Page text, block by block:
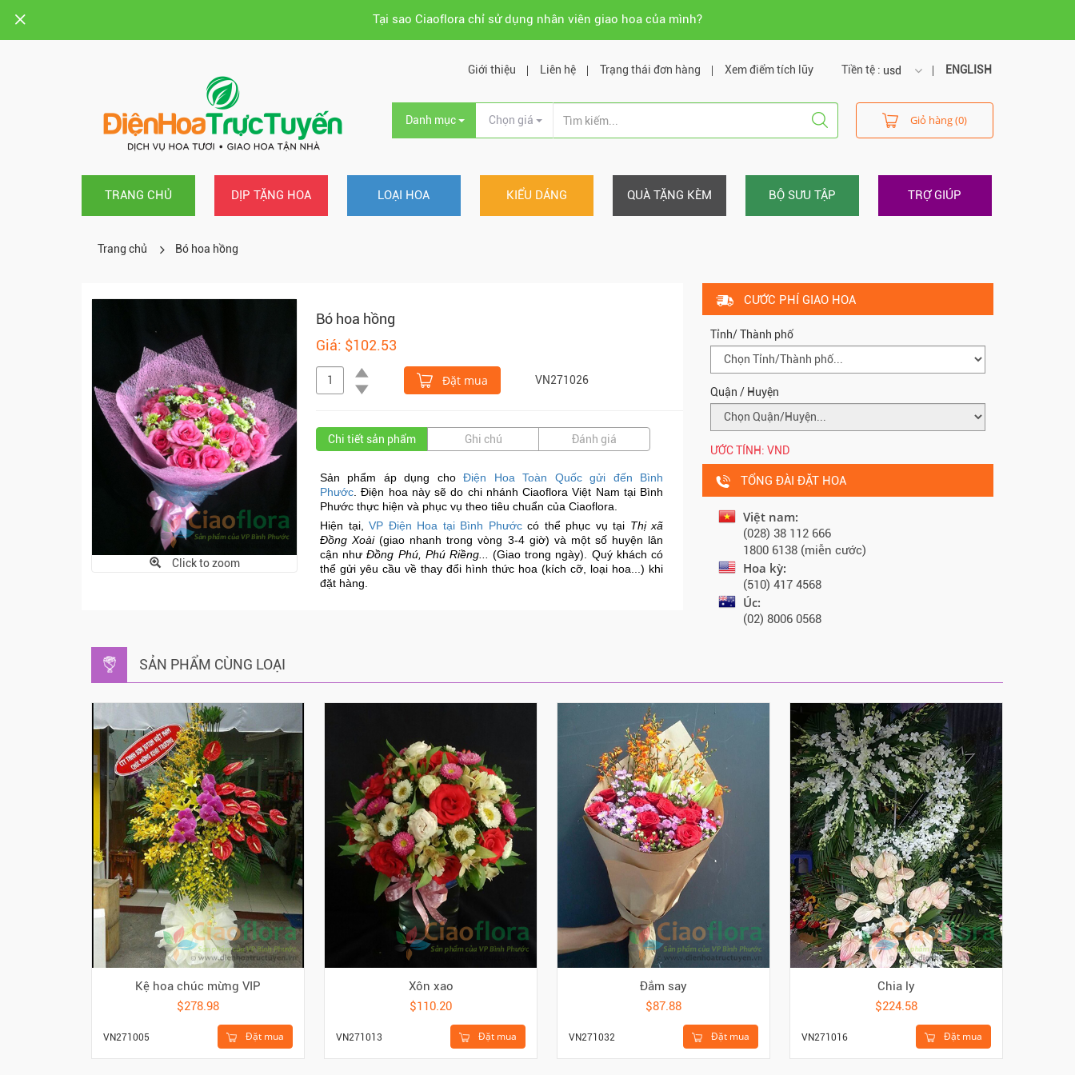
Tại sao Ciaoflora chỉ sử dụng nhân viên giao hoa của mình?
Tiền tệ : usd
usd
vnd
ENGLISH
Giới thiệu Liên hệ Trạng thái đơn hàng Xem điểm tích lũy
Danh mục Chọn giá Giỏ hàng (0)
TRANG CHỦ DỊP TẶNG HOA LOẠI HOA KIỂU DÁNG QUÀ TẶNG KÈM BỘ SƯU TẬP TRỢ GIÚP
Trang chủ Bó hoa hồng
Click to zoom
Bó hoa hồng
Giá: $102.53
Đặt mua VN271026
Chi tiết sản phẩm Ghi chú Đánh giá
Sản phẩm áp dụng choĐiện Hoa Toàn Quốc gửi đến Bình
Phước . Điện hoa này sẽ do chi nhánh Ciaoflora Việt Nam tại Bình
Phước thực hiện và phục vụ theo tiêu chuẩn của Ciaoflora.
Hiện tại, VP Điện Hoa tại Bình Phướccó thể phục vụ tại Thị xã
Đồng Xoài(giao nhanh trong vòng 3-4 giờ) và một số huyện lân
cận nhưĐồng Phú, Phú Riềng... (Giao trong ngày). Quý khách có
thể gửi yêu cầu về thay đổi hình thức hoa (kích cỡ, loại hoa...) khi
đặt hàng.
CƯỚC PHÍ GIAO HOA
Tỉnh/ Thành phố
Quận / Huyện
ƯỚC TÍNH: VND
TỔNG ĐÀI ĐẶT HOA
Việt nam:
(028) 38 112 666
1800 6138 (miễn cước)
Hoa kỳ:
(510) 417 4568
Úc:
(02) 8006 0568
SẢN PHẨM CÙNG LOẠI
Kệ hoa chúc mừng VIP
$278.98
Đặt mua
VN271005
Xôn xao
$110.20
Đặt mua
VN271013
Đắm say
$87.88
Đặt mua
VN271032
Chia ly
$224.58
Đặt mua
VN271016